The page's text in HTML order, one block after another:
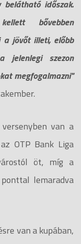
belátható időszak.
bővebben
a jövőt illeti, előbb
jelenlegi szezon
megfogalmazni"
van a
OTP Bank Liga
öt, míg a
lemaradva
van a kupában,